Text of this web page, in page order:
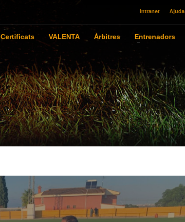
Intranet Ajuda
Certificats VALENTA Àrbitres Entrenadors